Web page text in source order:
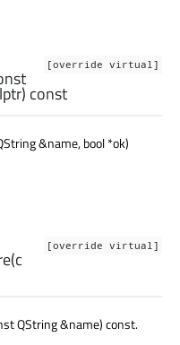
[override virtual]
const
&name, bool *ok)
[override virtual]
(c
QString &name) const.